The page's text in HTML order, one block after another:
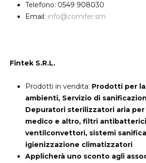
Telefono: 0549 908030
Email: info@comifer.sm
Fintek S.R.L.
Prodotti in vendita: Prodotti per
ambienti, Servizio di
Depuratori sterilizzatori aria
medico e altro, filtri
ventilconvettori, sistemi
igienizzazione climatizzatori
Applicherà uno sconto agli